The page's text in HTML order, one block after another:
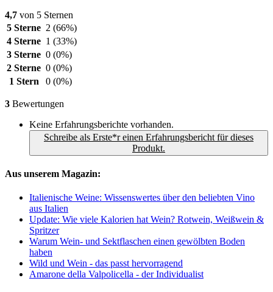
4,7 von 5 Sternen
5 Sterne 2 (66%)
4 Sterne 1 (33%)
3 Sterne 0 (0%)
2 Sterne 0 (0%)
1 Stern
0 (0%)
3 Bewertungen
Keine Erfahrungsberichte vorhanden.
Schreibe als Erste*r einen Erfahrungsbericht für dieses
Produkt.
Aus unserem Magazin:
Italienische Weine: Wissenswertes über den beliebten Vino
aus Italien
Update: Wie viele Kalorien hat Wein? Rotwein, Weißwein &
Spritzer
Warum Wein- und Sektflaschen einen gewölbten Boden
haben
Wild und Wein - das passt hervorragend
Amarone della Valpolicella - der Individualist